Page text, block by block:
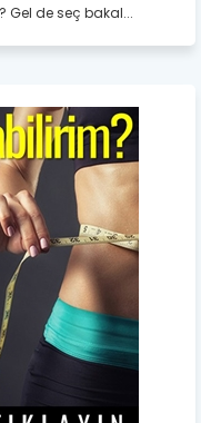
Gel de seç bakal...